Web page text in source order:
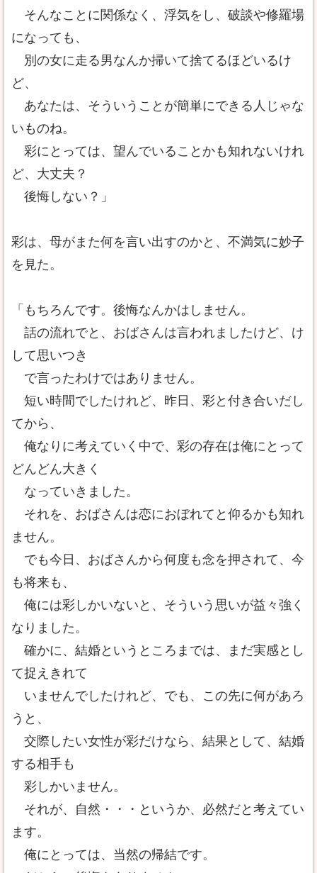
そんなことに関係なく、浮気をし、破談や修羅場
になっても、
別の女に走る男なんか掃いて捨てるほどいるけ
ど、
あなたは、そういうことが簡単にできる人じゃな
いものね。
彩にとっては、望んでいることかも知れないけれ
ど、大丈夫？
後悔しない？」
彩は、母がまた何を言い出すのかと、不満気に妙子
を見た。
「もちろんです。後悔なんかはしません。
話の流れでと、おばさんは言われましたけど、け
して思いつき
で言ったわけではありません。
短い時間でしたけれど、昨日、彩と付き合いだし
てから、
俺なりに考えていく中で、彩の存在は俺にとって
どんどん大きく
なっていきました。
それを、おばさんは恋におぼれてと仰るかも知れ
ません。
でも今日、おばさんから何度も念を押されて、今
も将来も、
俺には彩しかいないと、そういう思いが益々強く
なりました。
確かに、結婚というところまでは、まだ実感とし
て捉えきれて
いませんでしたけれど、でも、この先に何があろ
うと、
交際したい女性が彩だけなら、結果として、結婚
する相手も
彩しかいません。
それが、自然・・・というか、必然だと考えてい
ます。
俺にとっては、当然の帰結です。